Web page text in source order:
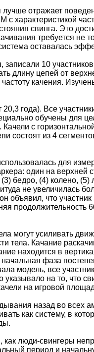
отражает
с характеристикой
свинга. Это
требуется не
оставалась
10
длину цепей от
качения.
года). Все
обучены для
с
из 4
для
один на верхней
бедро, (4) колено, (5)
не увеличилась
объявил, что
продолжительность
могут усиливать
тела. Качание
находится в
фаза
модель, все
на то, что
на игровой
назад во всех
как систему, в
люди-свингеры
период и